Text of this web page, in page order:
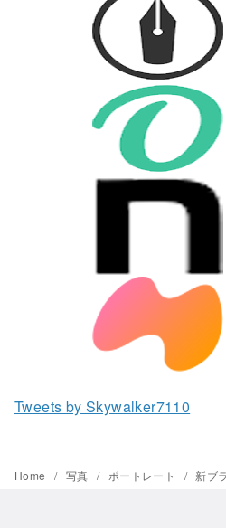
Tweets by Skywalker7110
Home 写真 ポートレート 新ブ